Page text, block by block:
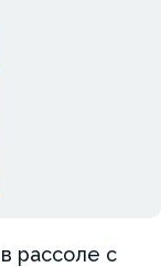
рассоле с